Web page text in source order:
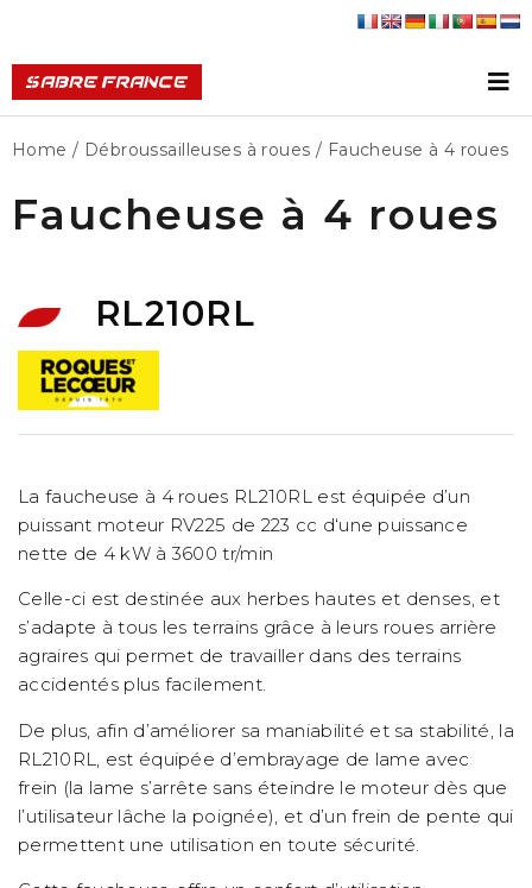
Home / Débroussailleuses à roues / Faucheuse à 4 roues
Faucheuse à 4 roues
RL210RL
La faucheuse à 4 roues RL210RL est équipée d’un
puissant moteur RV225 de 223 cc d‘une puissance
nette de 4 kW à 3600 tr/min
Celle-ci est destinée aux herbes hautes et denses, et
s’adapte à tous les terrains grâce à leurs roues arrière
agraires qui permet de travailler dans des terrains
accidentés plus facilement.
De plus, afin d’améliorer sa maniabilité et sa stabilité, la
RL210RL, est équipée d’embrayage de lame avec
frein (la lame s’arrête sans éteindre le moteur dès que
l’utilisateur lâche la poignée), et d’un frein de pente qui
permettent une utilisation en toute sécurité.